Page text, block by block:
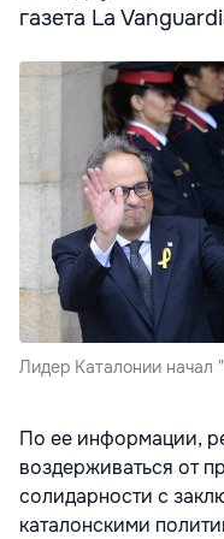
газета La
Лидер Каталонии начал
По ее информации,
воздерживаться от
солидарности с
каталонскими